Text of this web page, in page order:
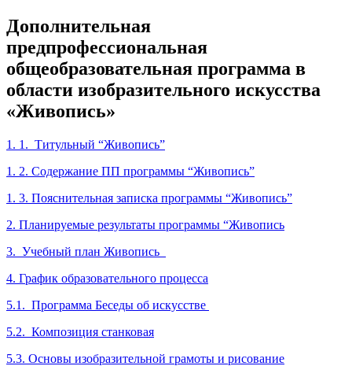
Дополнительная
предпрофессиональная
общеобразовательная программа в
области изобразительного искусства
«Живопись»
1. 1. Титульный “Живопись”
1. 2. Содержание ПП программы “Живопись”
1. 3. Пояснительная записка программы “Живопись”
2. Планируемые результаты программы “Живопись
3. Учебный план Живопись
4. График образовательного процесса
5.1. Программа Беседы об искусстве
5.2. Композиция станковая
5.3. Основы изобразительной грамоты и рисование